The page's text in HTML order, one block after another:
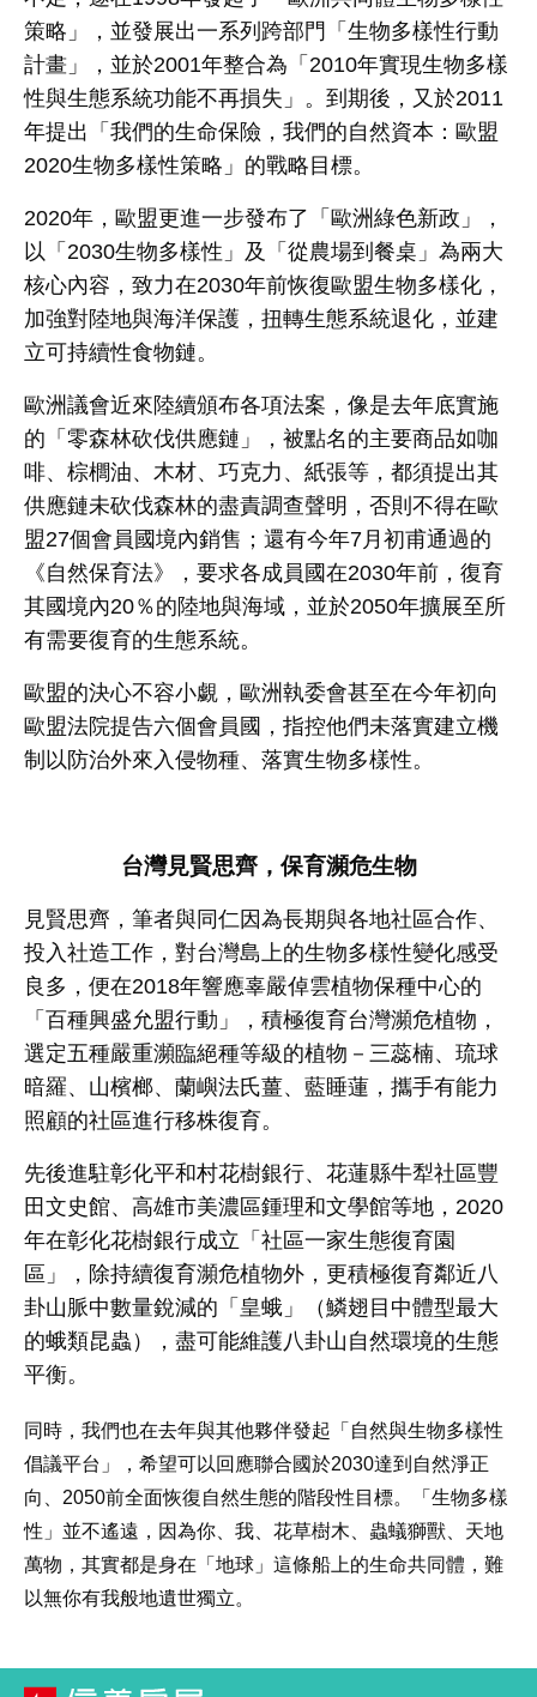
策略」，並發展出一系列跨部門「生物多樣性行動
計畫」，並於2001年整合為「 2010年實現生物多樣
性與生態系統功能不再損失」。到期後，又於2011
年提出「我們的生命保險，我們的自然資本：歐盟
2020生物多樣性策略」的戰略目標。
2020年，歐盟更進一步發布了「歐洲綠色新政」，
以「 2030生物多樣性」及「從農場到餐桌」為兩大
核心內容，致力在2030年前恢復歐盟生物多樣化，
加強對陸地與海洋保護，扭轉生態系統退化，並建
立可持續性食物鏈。
歐洲議會近來陸續頒布各項法案，像是去年底實施
的「零森林砍伐供應鏈」，被點名的主要商品如咖
啡、棕櫚油、木材、巧克力、紙張等，都須提出其
供應鏈未砍伐森林的盡責調查聲明，否則不得在歐
盟27個會員國境內銷售；還有今年7月初甫通過的
《自然保育法》，要求各成員國在2030年前，復育
其國境內20％的陸地與海域，並於2050年擴展至所
有需要復育的生態系統。
歐盟的決心不容小覷，歐洲執委會甚至在今年初向
歐盟法院提告六個會員國，指控他們未落實建立機
制以防治外來入侵物種、落實生物多樣性。
台灣見賢思齊，保育瀕危生物
見賢思齊，筆者與同仁因為長期與各地社區合作、
投入社造工作，對台灣島上的生物多樣性變化感受
良多，便在2018年響應辜嚴倬雲植物保種中心的
「百種興盛允盟行動」，積極復育台灣瀕危植物，
選定五種嚴重瀕臨絕種等級的植物－三蕊楠、琉球
暗羅、山檳榔、蘭嶼法氏薑、藍睡蓮，攜手有能力
照顧的社區進行移株復育。
先後進駐彰化平和村花樹銀行、花蓮縣牛犁社區豐
田文史館、高雄市美濃區鍾理和文學館等地， 2020
年在彰化花樹銀行成立「社區一家生態復育園
區」，除持續復育瀕危植物外，更積極復育鄰近八
卦山脈中數量銳減的「皇蛾」（鱗翅目中體型最大
的蛾類昆蟲），盡可能維護八卦山自然環境的生態
平衡。
同時，我們也在去年與其他夥伴發起「自然與生物多樣性
倡議平台」，希望可以回應聯合國於2030達到自然淨正
向、 2050前全面恢復自然生態的階段性目標。「生物多樣
性」並不遙遠，因為你、我、花草樹木、蟲蟻獅獸、天地
萬物，其實都是身在「地球」這條船上的生命共同體，難
以無你有我般地遺世獨立。